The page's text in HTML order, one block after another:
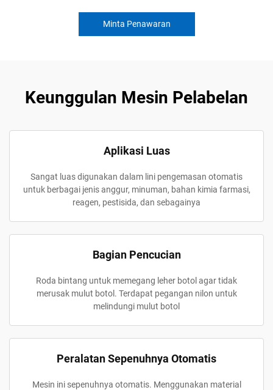
Minta Penawaran
Keunggulan Mesin Pelabelan
Aplikasi Luas
Sangat luas digunakan dalam lini pengemasan otomatis
untuk berbagai jenis anggur, minuman, bahan kimia farmasi,
reagen, pestisida, dan sebagainya
Bagian Pencucian
Roda bintang untuk memegang leher botol agar tidak
merusak mulut botol. Terdapat pegangan nilon untuk
melindungi mulut botol
Peralatan Sepenuhnya Otomatis
Mesin ini sepenuhnya otomatis. Menggunakan material